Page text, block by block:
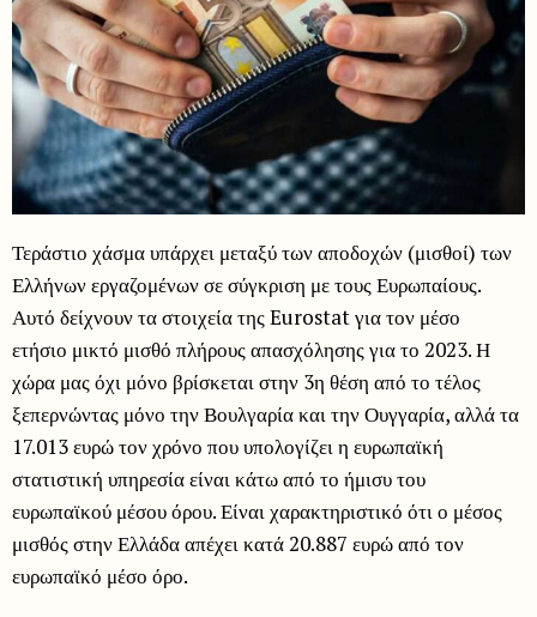
Τεράστιο χάσμα υπάρχει μεταξύ των αποδοχών (μισθοί) των
Ελλήνων εργαζομένων σε σύγκριση με τους Ευρωπαίους.
Αυτό δείχνουν τα στοιχεία της Eurostat για τον μέσο
ετήσιο μικτό μισθό πλήρους απασχόλησης για το 2023. Η
χώρα μας όχι μόνο βρίσκεται στην 3η θέση από το τέλος
ξεπερνώντας μόνο την Βουλγαρία και την Ουγγαρία, αλλά τα
17.013 ευρώ τον χρόνο που υπολογίζει η ευρωπαϊκή
στατιστική υπηρεσία είναι κάτω από το ήμισυ του
ευρωπαϊκού μέσου όρου. Είναι χαρακτηριστικό ότι ο μέσος
μισθός στην Ελλάδα απέχει κατά 20.887 ευρώ από τον
ευρωπαϊκό μέσο όρο.